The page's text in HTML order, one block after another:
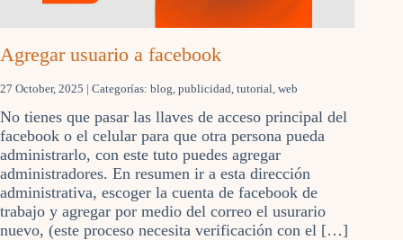
Agregar usuario a facebook
27 October, 2025 | Categorías: blog publicidad tutorial web
No tienes que pasar las llaves de acceso principal del
facebook o el celular para que otra persona pueda
administrarlo, con este tuto puedes agregar
administradores. En resumen ir a esta dirección
administrativa, escoger la cuenta de facebook de
trabajo y agregar por medio del correo el usurario
nuevo, (este proceso necesita verificación con el […]